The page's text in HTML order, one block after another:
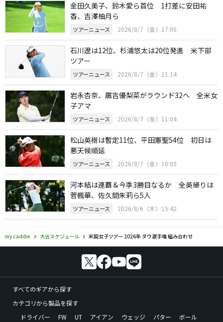
金田久美子、鈴木愛ら首位 1打差に安田祐
香、吉澤柚月ら
ツアーニュース 2026/8/7（金）17:00
石川遼は12位、杉浦悠太は20位発進 米下部
ツアー
ツアーニュース 2026/8/7（金）11:14
岩永杏奈、廣吉優梨菜がラウンド32へ 全米女
子アマ
ツアーニュース 2026/8/7（金）11:04
松山英樹は暫定11位、平田憲聖54位 初日は
悪天候順延
ツアーニュース 2026/8/7（金）10:05
河本結は連覇＆今季3勝目なるか 全英帰りは
菅楓華、佐久間朱莉ら5人
ツアーニュース 2026/8/6（木）15:42
my caddie 大会スケジュール 米国女子ツアー 2026年 ダウ選手権 組み合わせ
すべてのギアから探す
カテゴリから製品を探す
ドライバー
FW UT アイアン ウェッジ パター
ボール